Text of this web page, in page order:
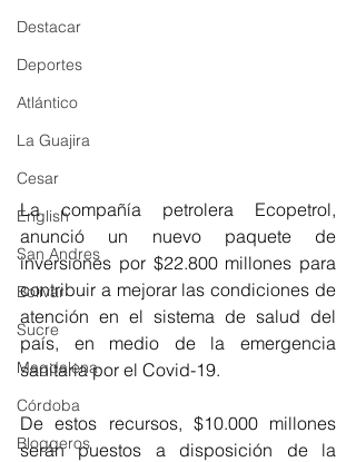
Destacar
Deportes
Atlántico
La Guajira
Cesar
English
San Andres
Bolívar
Sucre
Magdalena
Córdoba
Bloggeros
La compañía petrolera Ecopetrol,
anunció un nuevo paquete de
inversiones por $22.800 millones para
contribuir a mejorar las condiciones de
atención en el sistema de salud del
país, en medio de la emergencia
sanitaria por el Covid-19.
De estos recursos, $10.000 millones
serán puestos a disposición de la